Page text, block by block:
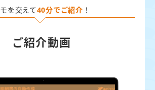
を交えて40分でご紹介 ！
ご紹介動画